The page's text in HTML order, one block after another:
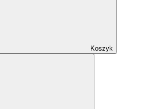
Koszyk